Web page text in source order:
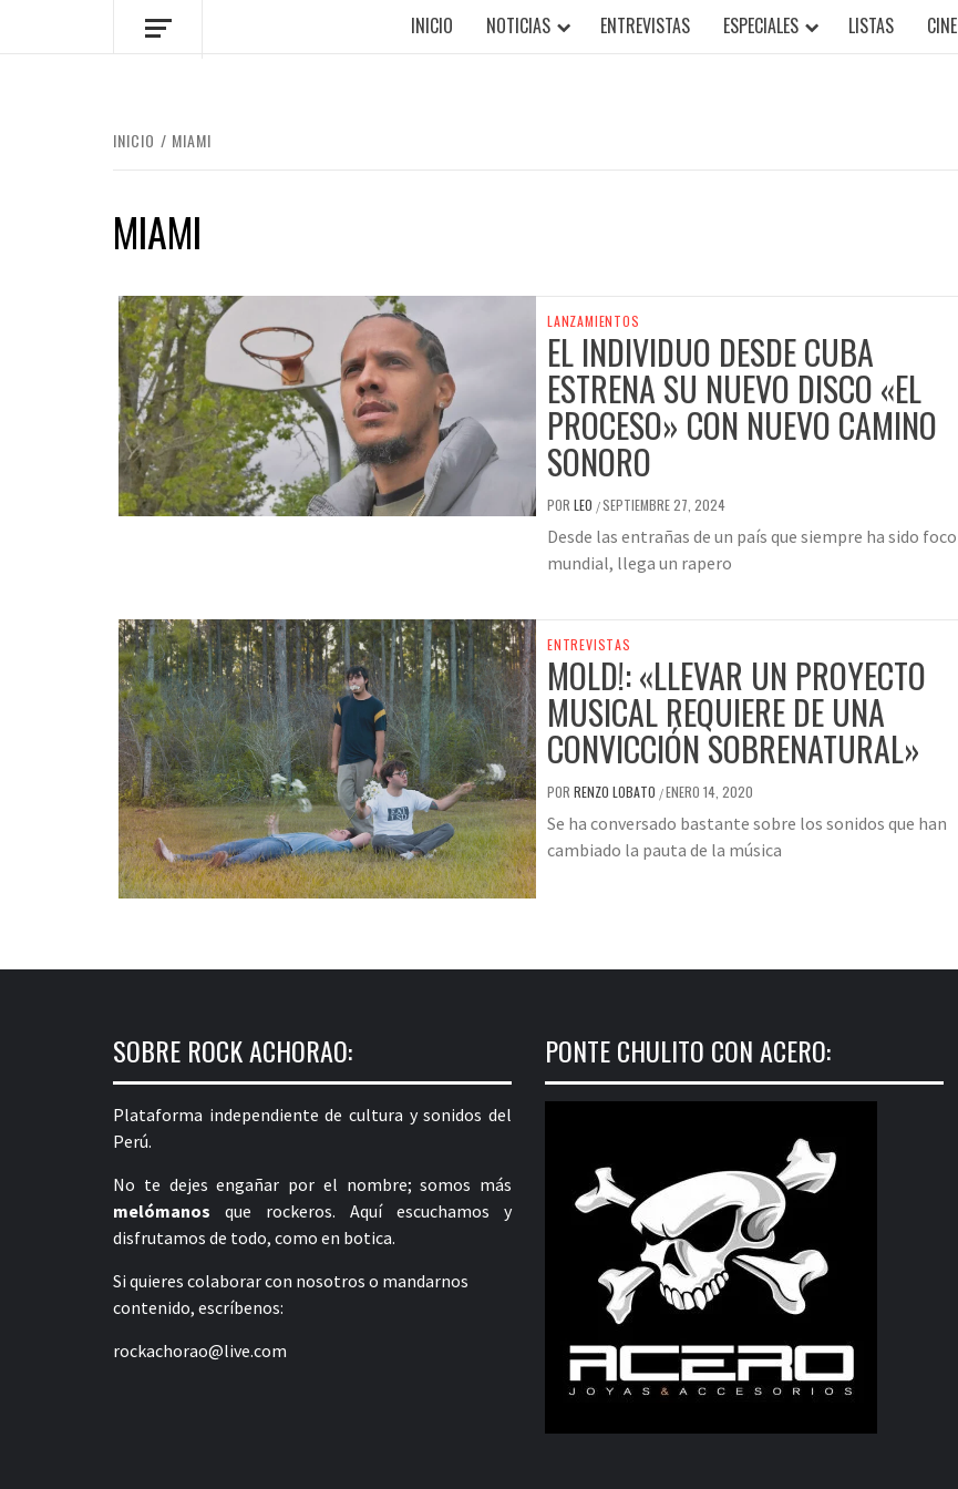
INICIO NOTICIAS ENTREVISTAS ESPECIALES LISTAS CINE
INICIO MIAMI
MIAMI
LANZAMIENTOS
EL INDIVIDUO DESDE CUBA
ESTRENA SU NUEVO DISCO «EL
PROCESO» CON NUEVO CAMINO
SONORO
POR LEO /SEPTIEMBRE 27, 2024
Desde las entrañas de un país que siempre ha sido foco
mundial, llega un rapero
ENTREVISTAS
MOLD!: «LLEVAR UN PROYECTO
MUSICAL REQUIERE DE UNA
CONVICCIÓN SOBRENATURAL»
POR RENZO LOBATO /ENERO 14, 2020
Se ha conversado bastante sobre los sonidos que han
cambiado la pauta de la música
SOBRE ROCK ACHORAO:
Plataforma independiente de cultura y sonidos del
Perú.
No te dejes engañar por el nombre; somos más
melómanos que rockeros. Aquí escuchamos y
disfrutamos de todo, como en botica.
Si quieres colaborar con nosotros o mandarnos
contenido, escríbenos:
rockachorao@live.com
PONTE CHULITO CON ACERO: